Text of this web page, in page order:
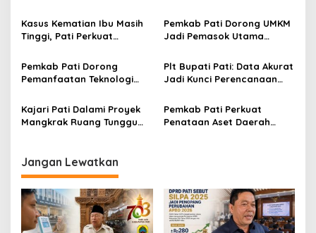
p
o
s
Kasus Kematian Ibu Masih
Tinggi, Pati Perkuat
Risiko Tinggi
Pemkab Pati Dorong UMKM
Jadi Pemasok Utama
Gratis
Pemkab Pati Dorong
Pemanfaatan Teknologi
Produktivitas Petani
Plt Bupati Pati: Data Akurat
Jadi Kunci Perencanaan
Kajari Pati Dalami Proyek
Mangkrak Ruang Tunggu
Pemkab Pati Perkuat
Penataan Aset Daerah
Jangan Lewatkan